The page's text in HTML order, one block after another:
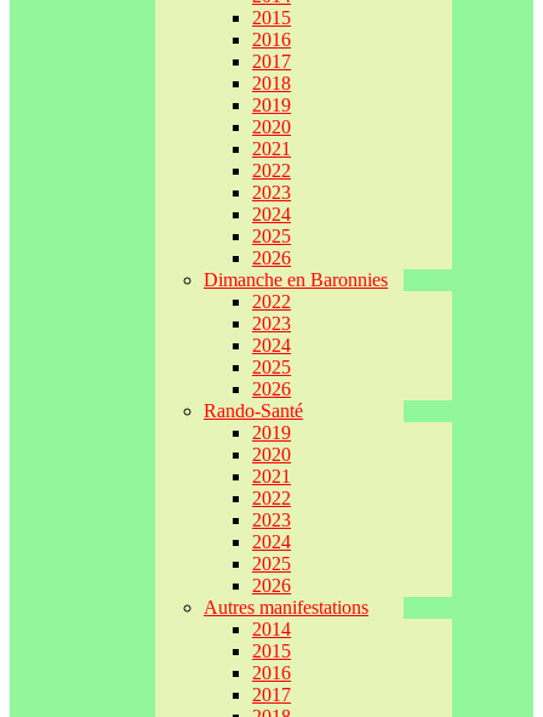
2015
2016
2017
2018
2019
2020
2021
2022
2023
2024
2025
2026
Dimanche en Baronnies
2022
2023
2024
2025
2026
Rando-Santé
2019
2020
2021
2022
2023
2024
2025
2026
Autres manifestations
2014
2015
2016
2017